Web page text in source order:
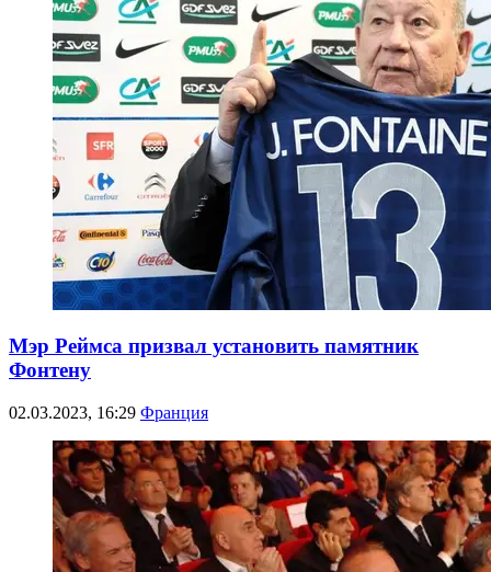
Мэр Реймса призвал установить памятник
Фонтену
02.03.2023, 16:29 Франция